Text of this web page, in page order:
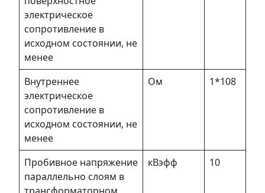
электрическое
сопротивление в
исходном состоянии, не
менее
Внутреннее
электрическое
сопротивление в
исходном состоянии, не
менее
Ом 1*108
Пробивное напряжение
параллельно слоям в
кВэфф 10